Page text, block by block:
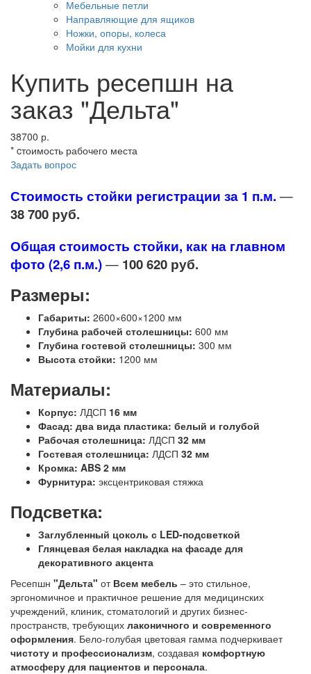
Мебельные петли
Направляющие для ящиков
Ножки, опоры, колеса
Мойки для кухни
Купить ресепшн на
заказ "Дельта"
38700 р.
* cтоимость рабочего места
Задать вопрос
Стоимость стойки регистрации за 1 п.м. —
38 700 руб.
Общая стоимость стойки, как на главном
фото (2,6 п.м.)— 100 620 руб.
Размеры:
Габариты: 2600×600×1200 мм
Глубина рабочей столешницы: 600 мм
Глубина гостевой столешницы: 300 мм
Высота стойки: 1200 мм
Материалы:
Корпус: ЛДСП 16 мм
Фасад: два вида пластика: белый и голубой
Рабочая столешница: ЛДСП 32 мм
Гостевая столешница: ЛДСП 32 мм
Кромка: ABS 2 мм
Фурнитура: эксцентриковая стяжка
Подсветка:
Заглубленный цоколь с LED-подсветкой
Глянцевая белая накладка на фасаде для
декоративного акцента
Ресепшн "Дельта" от Всем мебель – это стильное,
эргономичное и практичное решение для медицинских
учреждений, клиник, стоматологий и других бизнес-
пространств, требующих лаконичного и современного
оформления. Бело-голубая цветовая гамма подчеркивает
чистоту и профессионализм, создавая комфортную
атмосферу для пациентов и персонала.